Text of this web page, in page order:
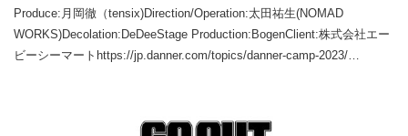
Produce:月岡徹（tensix)Direction/Operation:太田祐生(NOMAD
WORKS)Decolation:DeDeeStage Production:BogenClient:株式会社エー
ビーシーマートhttps://jp.danner.com/topics/danner-camp-2023/…